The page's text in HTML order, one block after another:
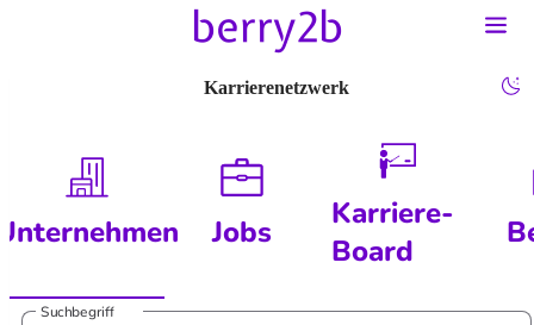
Karrierenetzwerk
Jobs
Karriere-
Board
Suchbegriff